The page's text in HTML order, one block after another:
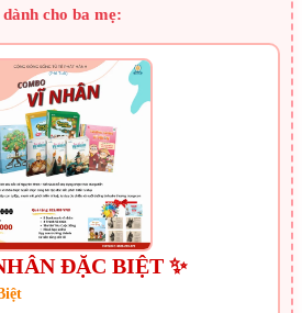
cho ba mẹ:
ĐẶC BIỆT ✨